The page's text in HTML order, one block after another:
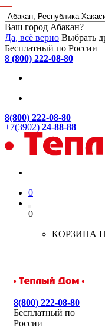
Ваш город Абакан?
Да, всё верно Выбрать
Бесплатный по России
8 (800) 222-08-80
8(800) 222-08-80
+7(3902) 24-88-88
0
0
КОРЗИНА
8(800) 222-08-80
Бесплатный по
России